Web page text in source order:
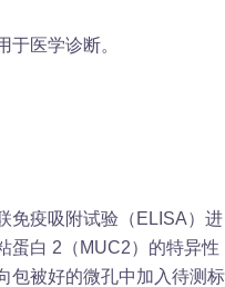
于医学诊断。
免疫吸附试验（ELISA）进
蛋白 2（MUC2）的特异性
包被好的微孔中加入待测标